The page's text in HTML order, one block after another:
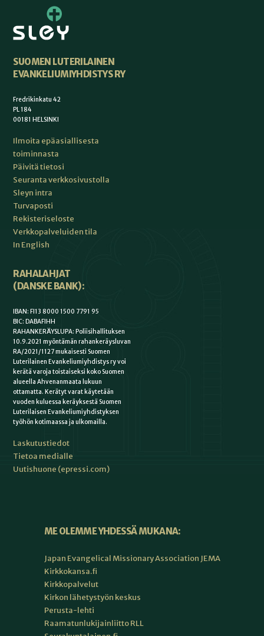
SUOMEN LUTERILAINEN
EVANKELIUMIYHDISTYS RY
Fredrikinkatu 42
PL 184
00181 HELSINKI
Ilmoita epäasiallisesta
toiminnasta
Päivitä tietosi
Seuranta verkkosivustolla
Sleyn intra
Turvaposti
Rekisteriseloste
Verkkopalveluiden tila
In English
RAHALAHJAT
(DANSKE BANK):
IBAN: FI13 8000 1500 7791 95
BIC: DABAFIHH
RAHANKERÄYSLUPA: Poliisihallituksen
10.9.2021 myöntämän rahankeräysluvan
RA/2021/1127 mukaisesti Suomen
Luterilainen Evankeliumiyhdistys ry voi
kerätä varoja toistaiseksi koko Suomen
alueella Ahvenanmaata lukuun
ottamatta. Kerätyt varat käytetään
vuoden kuluessa keräyksestä Suomen
Luterilaisen Evankeliumiyhdistyksen
työhön kotimaassa ja ulkomailla.
Laskutustiedot
Tietoa medialle
Uutishuone (epressi.com)
ME OLEMME YHDESSÄ MUKANA:
Japan Evangelical Missionary Association JEMA
Kirkkokansa.fi
Kirkkopalvelut
Kirkon lähetystyön keskus
Perusta-lehti
Raamatunlukijainliitto RLL